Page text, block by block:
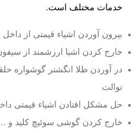
خدمات مختلف است.
بیرون آوردن اشیاء قیمتی از داخل
خارج کردن اشیا ارزشمند از
در آوردن طلا انگشتر گوشواره
توالت
حل مشکل افتادن اشیاء قیمتی
خارج کردن گوشی سوئیچ کلید و …